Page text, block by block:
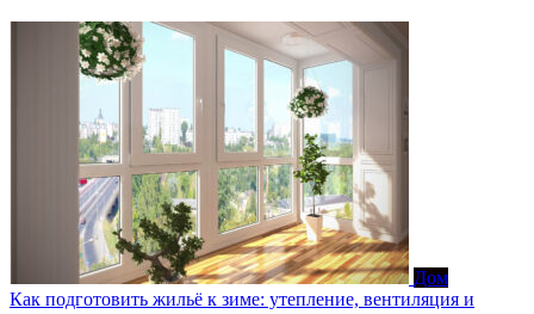
Дом
Как подготовить жильё к зиме: утепление, вентиляция и